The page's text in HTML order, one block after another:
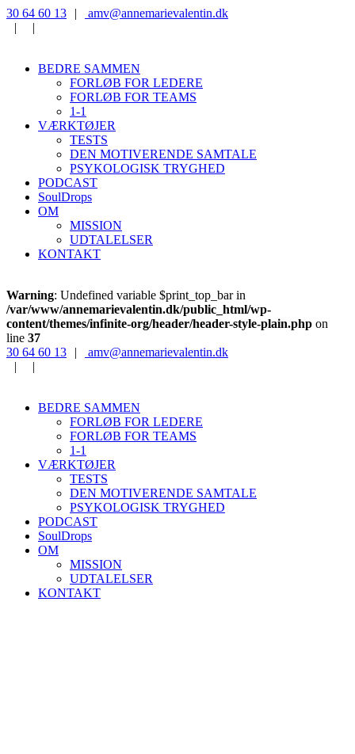
‭30 64 60 13‬ |
‭amv@annemarievalentin.dk
|
|
BEDRE SAMMEN
FORLØB FOR LEDERE
FORLØB FOR TEAMS
1-1
VÆRKTØJER
TESTS
DEN MOTIVERENDE SAMTALE
PSYKOLOGISK TRYGHED
PODCAST
SoulDrops
OM
MISSION
UDTALELSER
KONTAKT
Warning: Undefined variable $print_top_bar in
/var/www/annemarievalentin.dk/public_html/wp-
content/themes/infinite-org/header/header-style-plain.php on
line 37
‭30 64 60 13‬
|
‭amv@annemarievalentin.dk
|
|
BEDRE SAMMEN
FORLØB FOR LEDERE
FORLØB FOR TEAMS
1-1
VÆRKTØJER
TESTS
DEN MOTIVERENDE SAMTALE
PSYKOLOGISK TRYGHED
PODCAST
SoulDrops
OM
MISSION
UDTALELSER
KONTAKT